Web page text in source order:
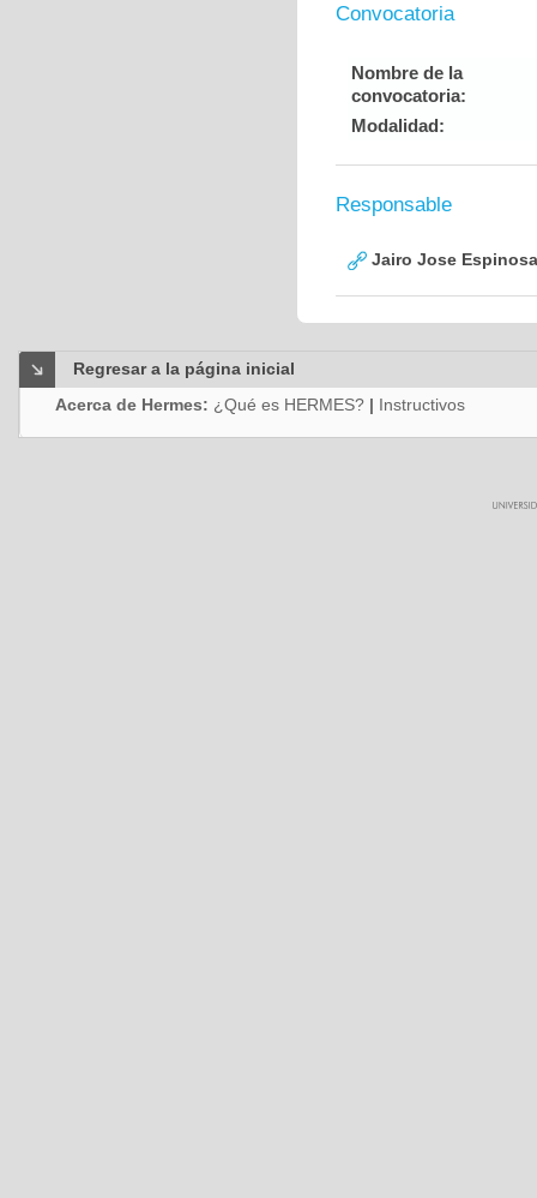
Convocatoria
Nombre de la
convocatoria:
Modalidad:
Responsable
Jairo Jose
Regresar a la página inicial
Acerca de Hermes: ¿Qué es HERMES? | Instructivos